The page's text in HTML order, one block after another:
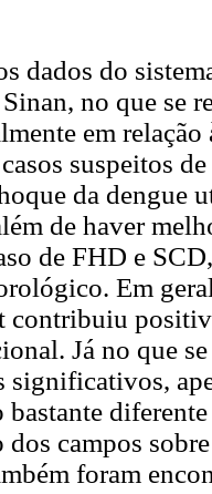
dados do
no que se
em relação
suspeitos
da dengue
de haver
de FHD e
Em
contribuiu
Já no que
significativos,
dos campos
foram